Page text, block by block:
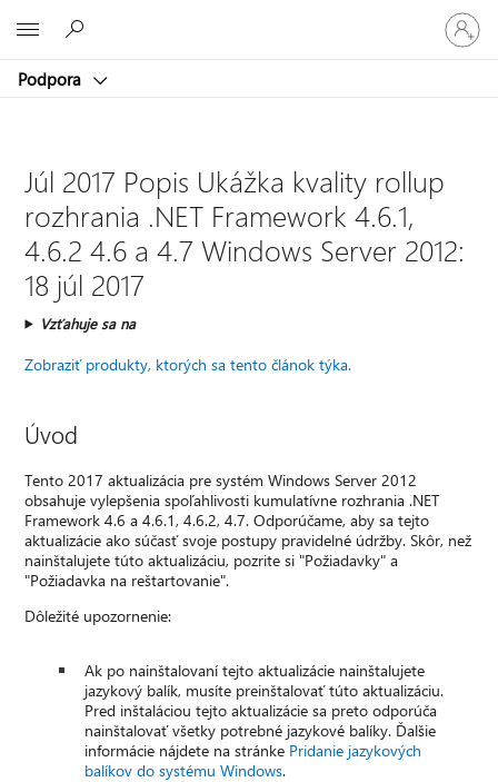
Podpora
Prihláste
sa
k
kontu
Júl 2017 Popis Ukážka kvality rollup
rozhrania .NET Framework 4.6.1,
4.6.2 4.6 a 4.7 Windows Server 2012:
18 júl 2017
Vzťahuje sa na
Zobraziť produkty, ktorých sa tento článok týka.
Úvod
Tento 2017 aktualizácia pre systém Windows Server 2012
obsahuje vylepšenia spoľahlivosti kumulatívne rozhrania .NET
Framework 4.6 a 4.6.1, 4.6.2, 4.7. Odporúčame, aby sa tejto
aktualizácie ako súčasť svoje postupy pravidelné údržby. Skôr, než
nainštalujete túto aktualizáciu, pozrite si "Požiadavky" a
"Požiadavka na reštartovanie".
Dôležité upozornenie:
Ak po nainštalovaní tejto aktualizácie nainštalujete
jazykový balík, musíte preinštalovať túto aktualizáciu.
Pred inštaláciou tejto aktualizácie sa preto odporúča
nainštalovať všetky potrebné jazykové balíky. Ďalšie
informácie nájdete na stránke Pridanie jazykových
balíkov do systému Windows.